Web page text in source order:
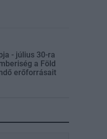
- július 30-ra
a Föld
erőforrásait